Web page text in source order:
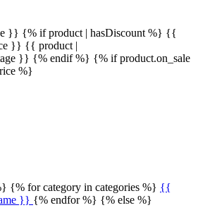
}} {% if product | hasDiscount %} {{
}} {{ product |
}} {% endif %} {% if product.on_sale
%}
{% for category in categories %} {{
}} {% endfor %} {% else %}